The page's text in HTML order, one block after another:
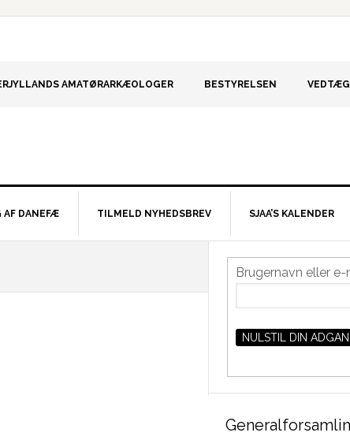
AMATØRARKÆOLOGER BESTYRELSEN
AF DANEFÆ TILMELD NYHEDSBREV SJAA’S KALENDER
Primær
Sidebar
Brugernavn eller e-